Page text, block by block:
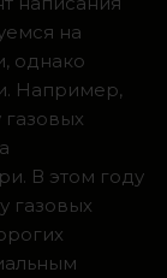
на
однако
Например,
В этом году
газовых